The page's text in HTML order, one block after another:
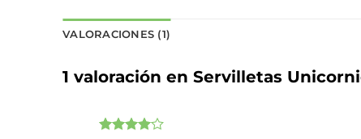
VALORACIONES (1)
1 valoración en Servilletas